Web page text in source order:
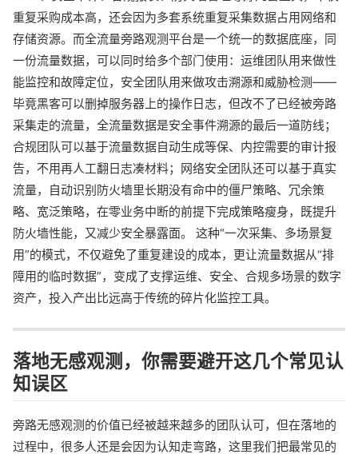
重复采购成本高，还会因为多套系统重复采集数据占用网络和
存储资源。而全流量旁路观测平台是一个统一的数据底座，同
一份流量数据，可以同时给多个部门使用：运维团队用来做性
能监控和故障定位，安全团队用来做攻击溯源和威胁检测——
毕竟黑客可以删掉服务器上的操作日志，但改不了已经被旁路
采集走的流量，全流量数据是安全事件溯源的最后一道防线；
合规团队可以基于流量数据自动生成等保、内控需要的审计报
告，不用再人工翻日志凑材料；网络安全团队还可以基于真实
流量，自动识别防火墙里长期没有命中的僵尸策略、冗余策
略、宽泛策略，在零业务中断的前提下完成策略瘦身，既提升
防火墙性能，又减少安全暴露面。 这种“一次采集、多场景复
用”的模式，不仅避免了重复建设的成本，更让流量数据从“排
障用的临时数据”，变成了支撑运维、安全、合规多场景的数字
资产，投入产出比远高于传统的碎片化监控工具。
落地无感观测，你需要避开这几个常见认
知误区
旁路无感观测的价值已经被越来越多的团队认可，但在落地的
过程中，很多人还是会因为认知走弯路，这里我们把最常见的